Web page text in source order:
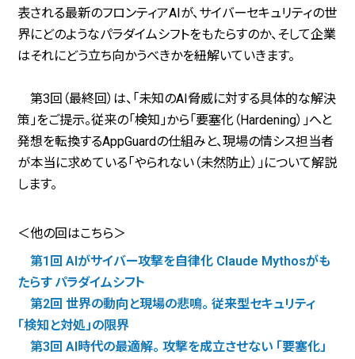
表される最新のフロンティアAIが、サイバーセキュリティの世
界にどのようなパラダイムシフトをもたらすのか、そして企業
はそれにどう立ち向かうべきかを紐解いていきます。
第3回（最終回）は、「未知のAI脅威に対する具体的な解決
策」をご提示。従来の「検知」から「要塞化（Hardening）」へと
発想を転換するAppGuardの仕組みと、現場の情シス担当者
が本当に求めている「やられない（未然防止）」について解説
します。
＜他の回はこちら＞
第1回 AIがサイバー攻撃を自律化 Claude Mythosがも
たらす パラダイムシフト
第2回 世界の動向と現場の悲鳴。 従来型セキュリティ
「検知と対処」の限界
第3回 AI時代の最適解。 攻撃を成立させない 「要塞化」